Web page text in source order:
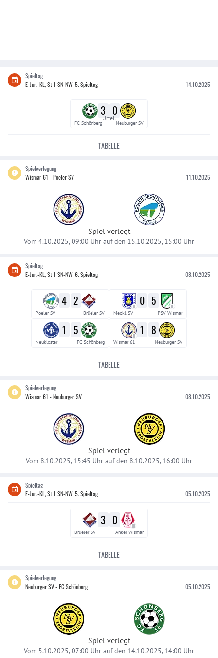
Spieltag
E-Jun.-KL, St 1 SN-NW, 5. Spieltag
14.10.2025
3 0
Urteil
FC Schönberg Neuburger SV
TABELLE
Spielverlegung
Wismar 61 - Poeler SV
11.10.2025
Spiel verlegt
Vom 4.10.2025, 09:00 Uhr auf den 15.10.2025, 15:00 Uhr
Spieltag
E-Jun.-KL, St 1 SN-NW, 6. Spieltag
08.10.2025
4 2
Poeler SV Brüeler SV
II 0 5 II
Meckl. SV PSV Wismar
1 5
Neukloster FC Schönberg
II 1 8
Wismar 61 Neuburger SV
TABELLE
Spielverlegung
Wismar 61 - Neuburger SV
08.10.2025
Spiel verlegt
Vom 8.10.2025, 15:45 Uhr auf den 8.10.2025, 16:00 Uhr
Spieltag
E-Jun.-KL, St 1 SN-NW, 5. Spieltag
05.10.2025
3 0 III
Brüeler SV Anker Wismar
TABELLE
Spielverlegung
Neuburger SV - FC Schönberg
05.10.2025
Spiel verlegt
Vom 5.10.2025, 07:00 Uhr auf den 14.10.2025, 14:00 Uhr